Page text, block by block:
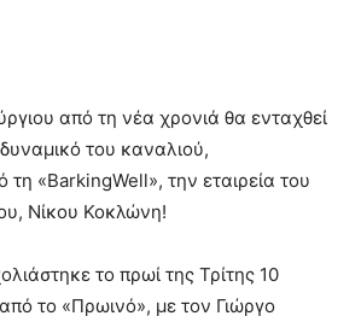
από τη νέα χρονιά θα ενταχθεί
του καναλιού,
«BarkingWell», την εταιρεία του
Νίκου Κοκλώνη!
το πρωί της Τρίτης 10
το «Πρωινό», με τον Γιώργο